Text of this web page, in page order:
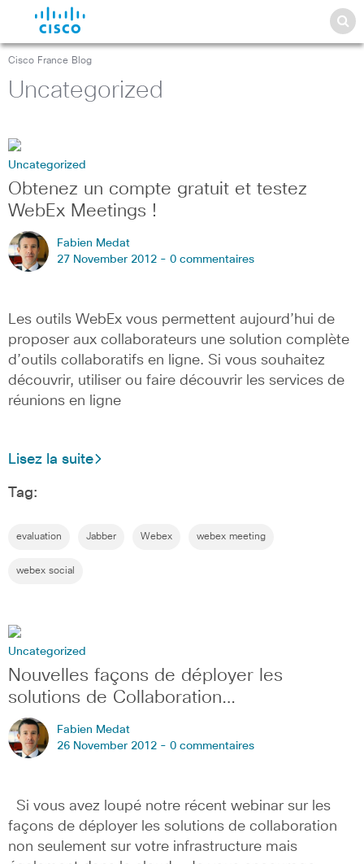
Cisco France Blog
Uncategorized
Uncategorized
Obtenez un compte gratuit et testez
WebEx Meetings !
Fabien Medat
27 November 2012 - 0 commentaires
Les outils WebEx vous permettent aujourd’hui de
proposer aux collaborateurs une solution complète
d’outils collaboratifs en ligne. Si vous souhaitez
découvrir, utiliser ou faire découvrir les services de
réunions en ligne
Lisez la suite
Tag:
evaluation Jabber Webex webex meeting
webex social
Uncategorized
Nouvelles façons de déployer les
solutions de Collaboration…
Fabien Medat
26 November 2012 - 0 commentaires
Si vous avez loupé notre récent webinar sur les
façons de déployer les solutions de collaboration
non seulement sur votre infrastructure mais